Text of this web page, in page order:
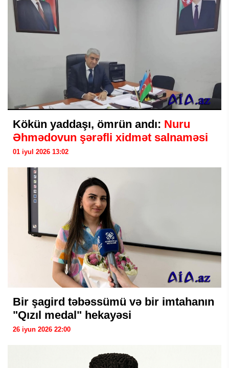
Kökün yaddaşı, ömrün andı: Nuru
Əhmədovun şərəfli xidmət salnaməsi
01 iyul 2026 13:02
Bir şagird təbəssümü və bir imtahanın
"Qızıl medal" hekayəsi
26 iyun 2026 22:00